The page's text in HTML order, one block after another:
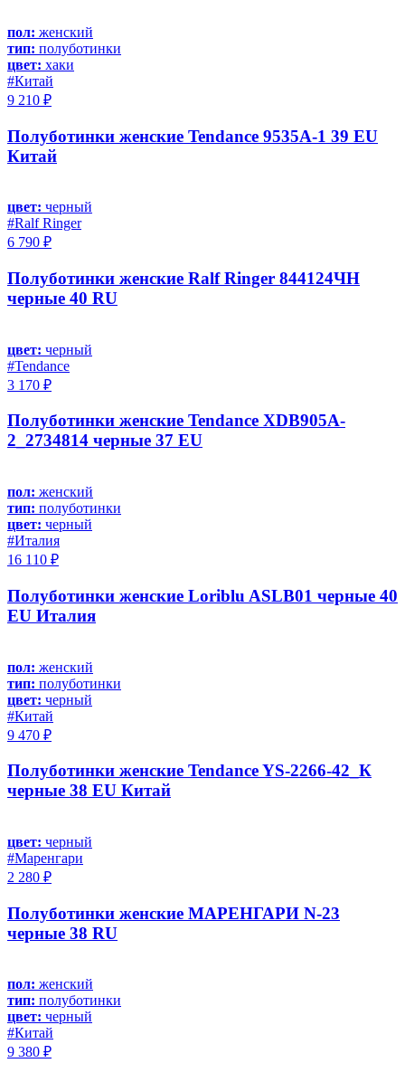
пол: женский
тип: полуботинки
цвет: хаки
#Китай
9 210 ₽
Полуботинки женские Tendance 9535A-1 39 EU
Китай
цвет: черный
#Ralf Ringer
6 790 ₽
Полуботинки женские Ralf Ringer 844124ЧН
черные 40 RU
цвет: черный
#Tendance
3 170 ₽
Полуботинки женские Tendance XDB905A-
2_2734814 черные 37 EU
пол: женский
тип: полуботинки
цвет: черный
#Италия
16 110 ₽
Полуботинки женские Loriblu ASLB01 черные 40
EU Италия
пол: женский
тип: полуботинки
цвет: черный
#Китай
9 470 ₽
Полуботинки женские Tendance YS-2266-42_К
черные 38 EU Китай
цвет: черный
#Маренгари
2 280 ₽
Полуботинки женские МАРЕНГАРИ N-23
черные 38 RU
пол: женский
тип: полуботинки
цвет: черный
#Китай
9 380 ₽